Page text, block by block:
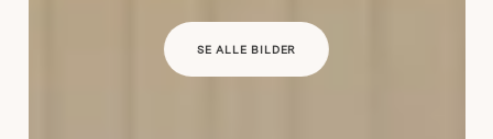
SE ALLE BILDER